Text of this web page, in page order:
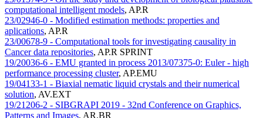
computational intelligent models, AP.R
23/02946-0 - Modified estimation methods: properties and
aplications, AP.R
23/00678-9 - Computational tools for investigating causality in
Cancer data repositories, AP.R SPRINT
19/20036-6 - EMU granted in process 2013/07375-0: Euler - high
performance processing cluster, AP.EMU
19/04133-1 - Biaxial nematic liquid crystals and their numerical
solution, AV.EXT
19/21206-2 - SIBGRAPI 2019 - 32nd Conference on Graphics,
Patterns and Images, AR.BR